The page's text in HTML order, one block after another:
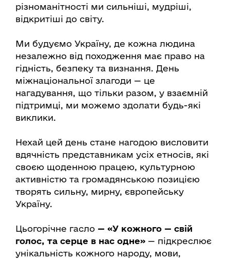
різноманітності ми сильніші, мудріші,
відкритіші до світу.
Ми будуємо Україну, де кожна людина
незалежно від походження має право на
гідність, безпеку та визнання. День
міжнаціональної злагоди — це
нагадування, що тільки разом, у взаємній
підтримці, ми можемо здолати будь-які
виклики.
Нехай цей день стане нагодою висловити
вдячність представникам усіх етносів, які
своєю щоденною працею, культурною
активністю та громадянською позицією
творять сильну, мирну, європейську
Україну.
Цьогорічне гасло — «У кожного — свій
голос, та серце в нас одне» — підкреслює
унікальність кожного народу, мови,